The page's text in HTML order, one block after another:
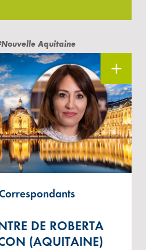
Aquitaine
DE ROBERTA
(AQUITAINE)